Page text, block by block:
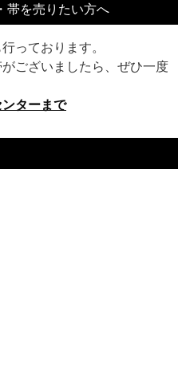
帯を売りたい方へ
っております。
ございましたら、ぜひ一度
ターまで